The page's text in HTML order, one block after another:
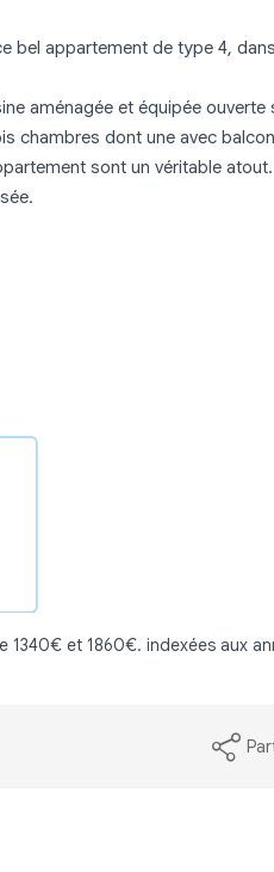
bel appartement de type 4,
aménagée et équipée ouverte
chambres dont une avec
sont un véritable atout.
1340€ et 1860€. indexées aux